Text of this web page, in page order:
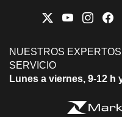
NUESTROS EXPERTOS
SERVICIO
Lunes a viernes, 9-12 h